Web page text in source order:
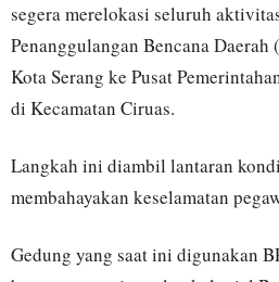
segera merelokasi seluruh
Penanggulangan Bencana
Kota Serang ke Pusat
di Kecamatan Ciruas.
Langkah ini diambil lantaran
membahayakan keselamatan
Gedung yang saat ini digunakan